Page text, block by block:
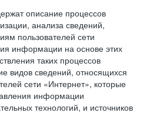
описание процессов
анализа сведений,
пользователей сети
информации на основе этих
таких процессов
видов сведений, относящихся
сети «Интернет», которые
информации
технологий, и источников